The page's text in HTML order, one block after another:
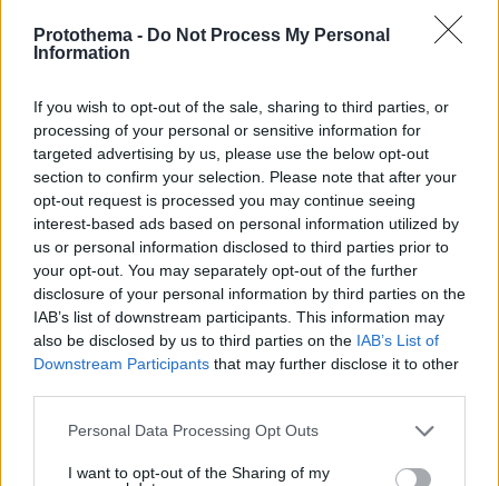
Protothema - Do Not Process My Personal
Information
If you wish to opt-out of the sale, sharing to third parties, or
processing of your personal or sensitive information for
targeted advertising by us, please use the below opt-out
section to confirm your selection. Please note that after your
opt-out request is processed you may continue seeing
interest-based ads based on personal information utilized by
us or personal information disclosed to third parties prior to
your opt-out. You may separately opt-out of the further
disclosure of your personal information by third parties on the
IAB’s list of downstream participants. This information may
also be disclosed by us to third parties on the IAB’s List of
Downstream Participants that may further disclose it to other
Please note that this website/app uses one or more Google
not limited to your visit or usage behaviour. You may click to
Personal Data Processing Opt Outs
I want to opt-out of the Sharing of my
Λαμίν Γιαμάλ: Γιόρτασε το βραβείο του καλύτερου νέου
αθλητή της χρονιάς με γεύμα από τα... McDonalds, δείτε
βίντεο
Οι φωτογραφίες του Βραζιλιάνου άσσου της
Μπαρτσελόνα από τη χθεσινή βράβευση και το
ιδιωτικό αεροπλάνο του «τρέλαναν» τους
ακολούθους του